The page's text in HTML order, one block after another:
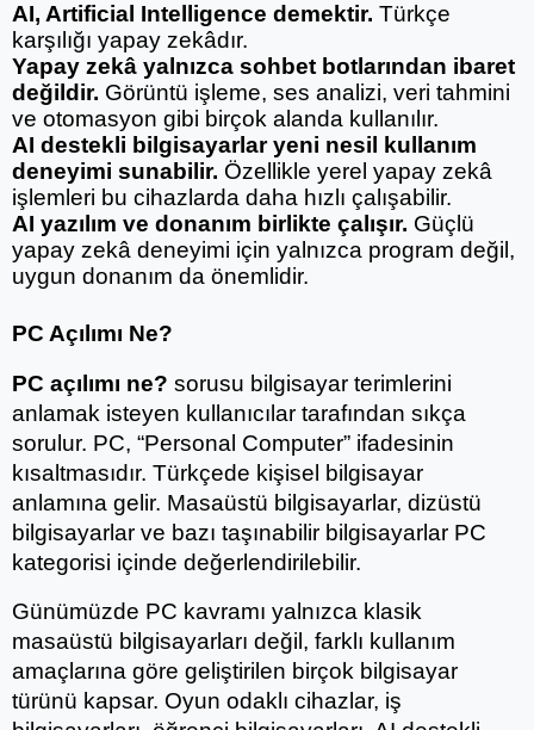
AI, Artificial Intelligence demektir. Türkçe
karşılığı yapay zekâdır.
Yapay zekâ yalnızca sohbet botlarından ibaret
değildir. Görüntü işleme, ses analizi, veri tahmini
ve otomasyon gibi birçok alanda kullanılır.
AI destekli bilgisayarlar yeni nesil kullanım
deneyimi sunabilir. Özellikle yerel yapay zekâ
işlemleri bu cihazlarda daha hızlı çalışabilir.
AI yazılım ve donanım birlikte çalışır. Güçlü
yapay zekâ deneyimi için yalnızca program değil,
uygun donanım da önemlidir.
PC Açılımı Ne?
PC açılımı ne? sorusu bilgisayar terimlerini
anlamak isteyen kullanıcılar tarafından sıkça
sorulur. PC, “Personal Computer” ifadesinin
kısaltmasıdır. Türkçede kişisel bilgisayar
anlamına gelir. Masaüstü bilgisayarlar, dizüstü
bilgisayarlar ve bazı taşınabilir bilgisayarlar PC
kategorisi içinde değerlendirilebilir.
Günümüzde PC kavramı yalnızca klasik
masaüstü bilgisayarları değil, farklı kullanım
amaçlarına göre geliştirilen birçok bilgisayar
türünü kapsar. Oyun odaklı cihazlar, iş